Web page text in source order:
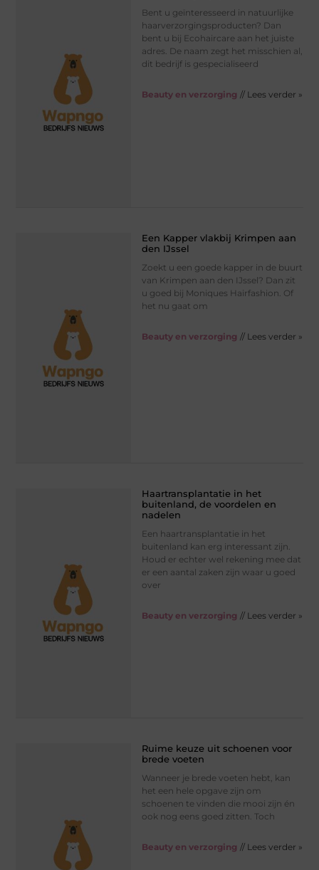
Bent u geïnteresseerd in natuurlijke
haarverzorgingsproducten? Dan
bent u bij Ecohaircare aan het juiste
adres. De naam zegt het misschien al,
dit bedrijf is gespecialiseerd
Beauty en verzorging // Lees verder »
Een Kapper vlakbij Krimpen aan
den IJssel
Zoekt u een goede kapper in de buurt
van Krimpen aan den IJssel? Dan zit
u goed bij Moniques Hairfashion. Of
het nu gaat om
Beauty en verzorging // Lees verder »
Haartransplantatie in het
buitenland, de voordelen en
nadelen
Een haartransplantatie in het
buitenland kan erg interessant zijn.
Houd er echter wel rekening mee dat
er een aantal zaken zijn waar u goed
over
Beauty en verzorging // Lees verder »
Ruime keuze uit schoenen voor
brede voeten
Wanneer je brede voeten hebt, kan
het een hele opgave zijn om
schoenen te vinden die mooi zijn én
ook nog eens goed zitten. Toch
Beauty en verzorging // Lees verder »